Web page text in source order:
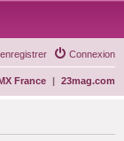
Connexion
23mag.com
|
France